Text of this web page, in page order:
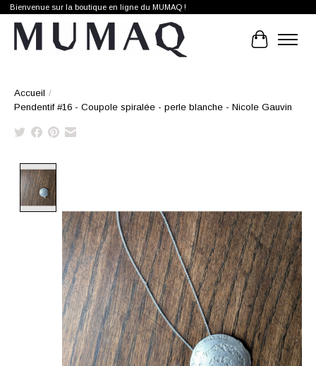
Bienvenue sur la boutique en ligne du MUMAQ !
Panier
Accueil /
Pendentif #16 - Coupole spiralée - perle blanche - Nicole Gauvin